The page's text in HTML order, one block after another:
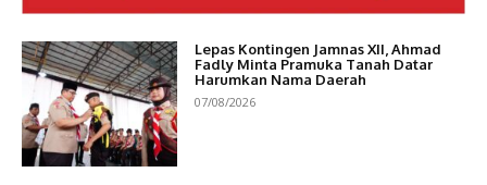
Lepas Kontingen Jamnas XII, Ahmad
Fadly Minta Pramuka Tanah Datar
Harumkan Nama Daerah
07/08/2026